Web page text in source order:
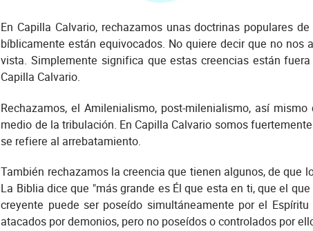
En Capilla Calvario, rechazamos unas doctrinas populares
bíblicamente están equivocados. No quiere decir que no
vista. Simplemente significa que estas creencias están
Capilla Calvario.
Rechazamos, el Amilenialismo, post-milenialismo, así
medio de la tribulación. En Capilla Calvario somos
se refiere al arrebatamiento.
También rechazamos la creencia que tienen algunos, de que
La Biblia dice que "más grande es Él que esta en ti, que el
creyente puede ser poseído simultáneamente por el
atacados por demonios, pero no poseídos o controlados por